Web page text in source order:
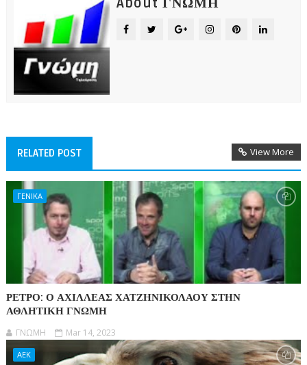
About ΓΝΩΜΗ
RELATED POST View More
ΓΕΝΙΚΑ
ΡΕΤΡΟ: Ο ΑΧΙΛΛΕΑΣ ΧΑΤΖΗΝΙΚΟΛΑΟΥ ΣΤΗΝ
ΑΘΛΗΤΙΚΗ ΓΝΩΜΗ
ΓΝΩΜΗ Mar 14, 2023
ΑΕΚ